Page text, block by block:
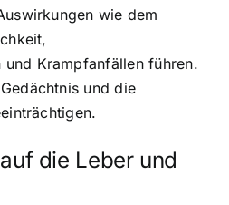
wie dem
und Krampfanfällen führen.
und die
die Leber und